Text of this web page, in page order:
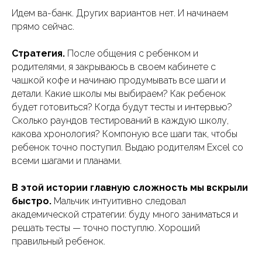
Идем ва-банк. Других вариантов нет. И начинаем
прямо сейчас.
Стратегия. После общения с ребенком и
родителями, я закрываюсь в своем кабинете с
чашкой кофе и начинаю продумывать все шаги и
детали. Какие школы мы выбираем? Как ребенок
будет готовиться? Когда будут тесты и интервью?
Сколько раундов тестирований в каждую школу,
какова хронология? Компоную все шаги так, чтобы
ребенок точно поступил. Выдаю родителям Excel со
всеми шагами и планами.
В этой истории главную сложность мы вскрыли
быстро. Мальчик интуитивно следовал
академической стратегии: буду много заниматься и
решать тесты — точно поступлю. Хороший
правильный ребенок.